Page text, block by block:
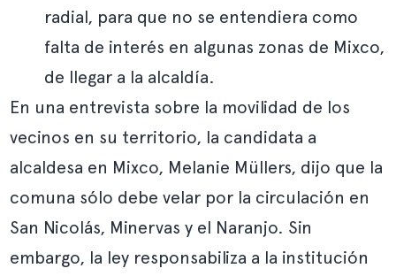
radial, para que no se entendiera como
falta de interés en algunas zonas de Mixco,
de llegar a la alcaldía.
En una entrevista sobre la movilidad de los
vecinos en su territorio, la candidata a
alcaldesa en Mixco, Melanie Müllers, dijo que la
comuna sólo debe velar por la circulación en
San Nicolás, Minervas y el Naranjo. Sin
embargo, la ley responsabiliza a la institución